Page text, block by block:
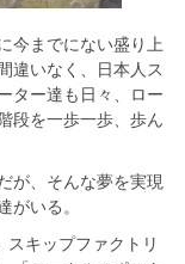
今までにない盛り上
違いなく、日本人ス
ター達も日々、ロー
段を一歩一歩、歩ん
が、そんな夢を実現
がいる。
キップファクトリ